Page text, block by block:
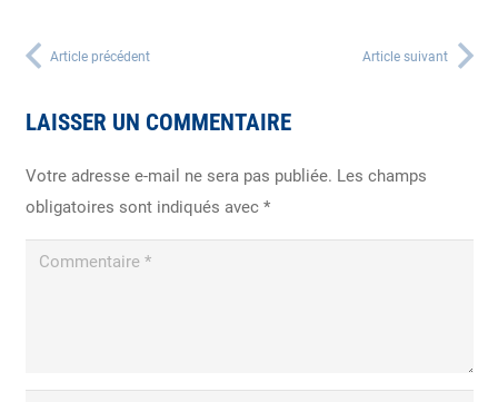
Article précédent Article suivant
LAISSER UN COMMENTAIRE
Votre adresse e-mail ne sera pas publiée. Les champs
obligatoires sont indiqués avec *